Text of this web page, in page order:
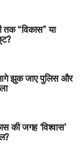
तक “विकास” या
झुक जाए पुलिस और
की जगह ‘विश्वास’